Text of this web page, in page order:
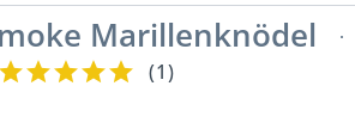
Marillenknödel
(1)